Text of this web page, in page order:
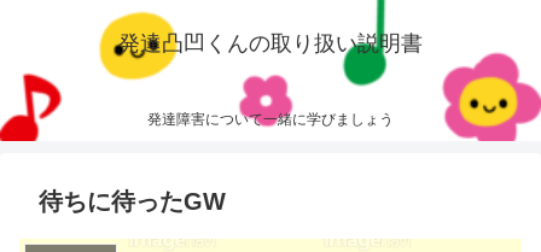
発達凸凹くんの取り扱い説明書
発達障害について一緒に学びましょう
待ちに待ったGW